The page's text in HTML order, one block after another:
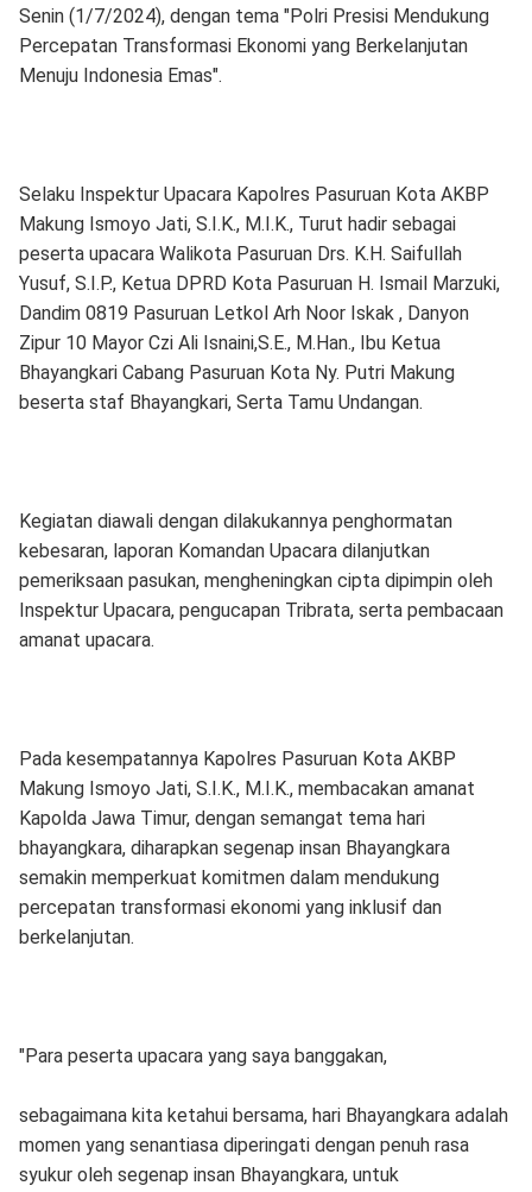
Senin (1/7/2024), dengan tema "Polri Presisi Mendukung
Percepatan Transformasi Ekonomi yang Berkelanjutan
Menuju Indonesia Emas".
Selaku Inspektur Upacara Kapolres Pasuruan Kota AKBP
Makung Ismoyo Jati, S.I.K., M.I.K., Turut hadir sebagai
peserta upacara Walikota Pasuruan Drs. K.H. Saifullah
Yusuf, S.I.P., Ketua DPRD Kota Pasuruan H. Ismail Marzuki,
Dandim 0819 Pasuruan Letkol Arh Noor Iskak , Danyon
Zipur 10 Mayor Czi Ali Isnaini,S.E., M.Han., Ibu Ketua
Bhayangkari Cabang Pasuruan Kota Ny. Putri Makung
beserta staf Bhayangkari, Serta Tamu Undangan.
Kegiatan diawali dengan dilakukannya penghormatan
kebesaran, laporan Komandan Upacara dilanjutkan
pemeriksaan pasukan, mengheningkan cipta dipimpin oleh
Inspektur Upacara, pengucapan Tribrata, serta pembacaan
amanat upacara.
Pada kesempatannya Kapolres Pasuruan Kota AKBP
Makung Ismoyo Jati, S.I.K., M.I.K., membacakan amanat
Kapolda Jawa Timur, dengan semangat tema hari
bhayangkara, diharapkan segenap insan Bhayangkara
semakin memperkuat komitmen dalam mendukung
percepatan transformasi ekonomi yang inklusif dan
berkelanjutan.
"Para peserta upacara yang saya banggakan,
sebagaimana kita ketahui bersama, hari Bhayangkara adalah
momen yang senantiasa diperingati dengan penuh rasa
syukur oleh segenap insan Bhayangkara, untuk